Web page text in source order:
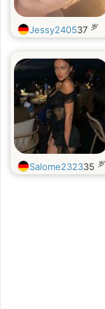
Jessy240537 岁
Salome232335 岁